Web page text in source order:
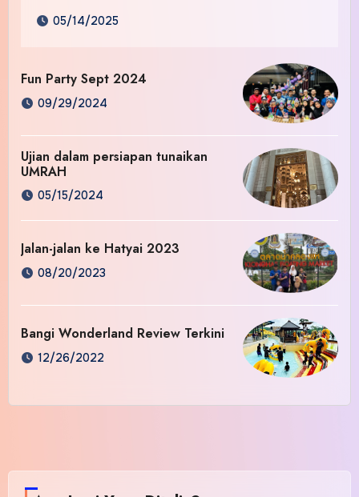
05/14/2025
Fun Party Sept 2024
09/29/2024
Ujian dalam persiapan tunaikan
UMRAH
05/15/2024
Jalan-jalan ke Hatyai 2023
08/20/2023
Bangi Wonderland Review Terkini
12/26/2022